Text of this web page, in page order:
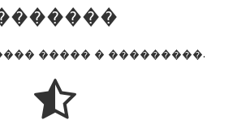
����� � ���������.